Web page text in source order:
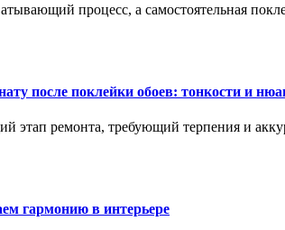
процесс, а самостоятельная
после поклейки обоев: тонкости и
этап ремонта, требующий терпения и
гармонию в интерьере